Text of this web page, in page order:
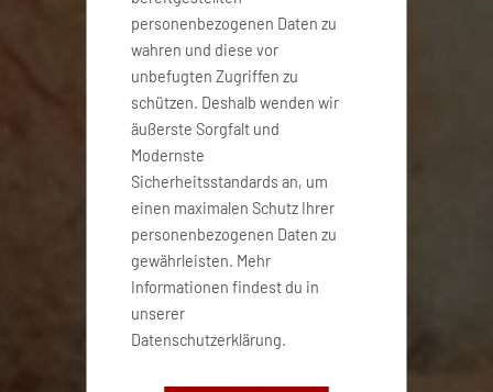
personenbezogenen Daten zu
wahren und diese vor
unbefugten Zugriffen zu
schützen. Deshalb wenden wir
äußerste Sorgfalt und
Modernste
Sicherheitsstandards an, um
einen maximalen Schutz Ihrer
personenbezogenen Daten zu
gewährleisten. Mehr
Informationen findest du in
unserer
Datenschutzerklärung.